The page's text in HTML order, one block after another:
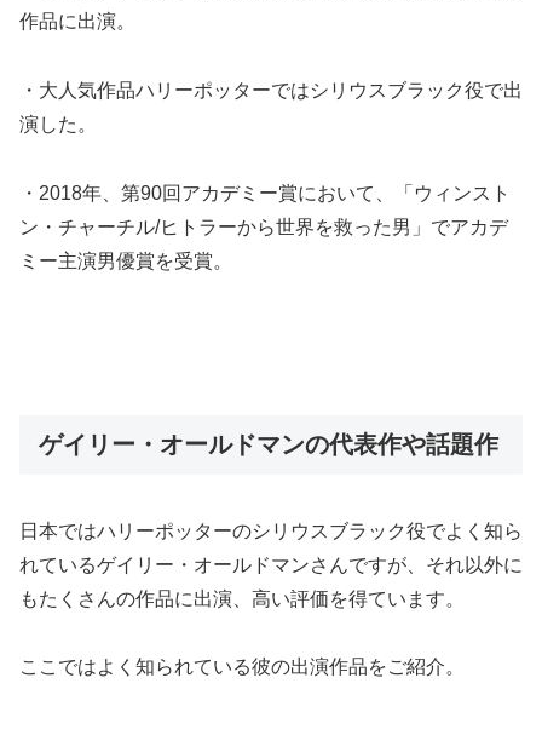
作品に出演。
・大人気作品ハリーポッターではシリウスブラック役で出
演した。
・2018年、第90回アカデミー賞において、「ウィンスト
ン・チャーチル/ヒトラーから世界を救った男」でアカデ
ミー主演男優賞を受賞。
ゲイリー・オールドマンの代表作や話題作
日本ではハリーポッターのシリウスブラック役でよく知ら
れているゲイリー・オールドマンさんですが、それ以外に
もたくさんの作品に出演、高い評価を得ています。
ここではよく知られている彼の出演作品をご紹介。